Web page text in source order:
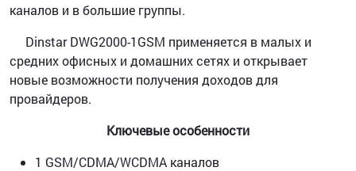
каналов и в большие группы.
Dinstar DWG2000-1GSM применяется в малых и
средних офисных и домашних сетях и открывает
новые возможности получения доходов для
провайдеров.
Ключевые особенности
1 GSM/CDMA/WCDMA каналов